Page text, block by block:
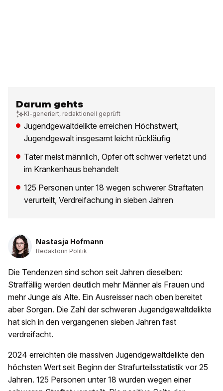
Darum gehts
KI-generiert, redaktionell geprüft
Jugendgewaltdelikte erreichen Höchstwert,
Jugendgewalt insgesamt leicht rückläufig
Täter meist männlich, Opfer oft schwer verletzt und
im Krankenhaus behandelt
125 Personen unter 18 wegen schwerer Straftaten
verurteilt, Verdreifachung in sieben Jahren
Nastasja Hofmann
Redaktorin Politik
Die Tendenzen sind schon seit Jahren dieselben:
Straffällig werden deutlich mehr Männer als Frauen und
mehr Junge als Alte. Ein Ausreisser nach oben bereitet
aber Sorgen. Die Zahl der schweren Jugendgewaltdelikte
hat sich in den vergangenen sieben Jahren fast
verdreifacht.
2024 erreichten die massiven Jugendgewaltdelikte den
höchsten Wert seit Beginn der Strafurteilsstatistik vor 25
Jahren. 125 Personen unter 18 wurden wegen einer